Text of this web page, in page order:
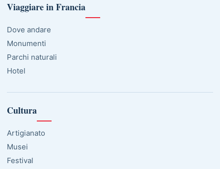
Viaggiare in Francia
Dove andare
Monumenti
Parchi naturali
Hotel
Cultura
Artigianato
Musei
Festival